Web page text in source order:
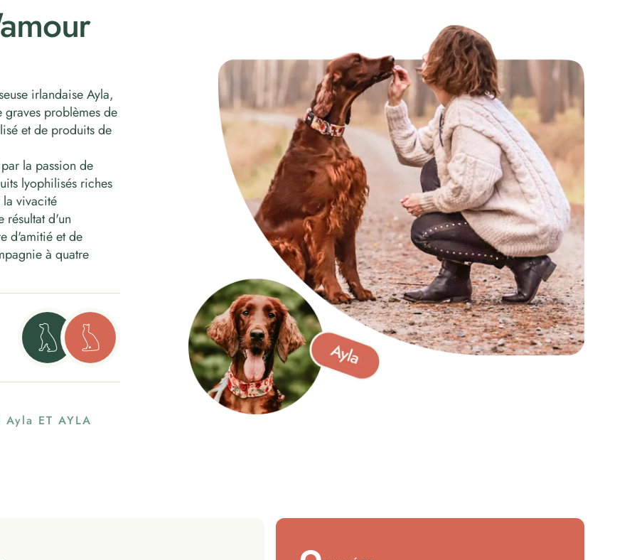
irlandaise Ayla,
problèmes de
et de produits de
la passion de
lyophilisés riches
vivacité
résultat d'un
d'amitié et de
à quatre
Ayla ET AYLA